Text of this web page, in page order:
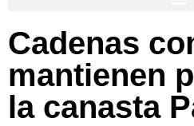
Cadenas
mantienen
la canasta